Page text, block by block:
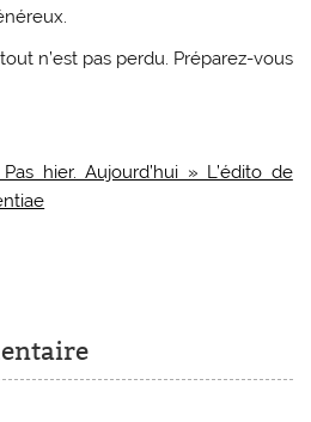
n’est pas perdu. Préparez-vous
hier. Aujourd’hui » L’édito de